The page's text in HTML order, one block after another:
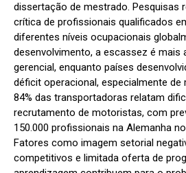
dissertação de mestrado. Pesquisas
crítica de profissionais qualificados
diferentes níveis ocupacionais
desenvolvimento, a escassez é mais
gerencial, enquanto países
déficit operacional, especialmente de
84% das transportadoras relatam
recrutamento de motoristas, com
150.000 profissionais na Alemanha
Fatores como imagem setorial
competitivos e limitada oferta de